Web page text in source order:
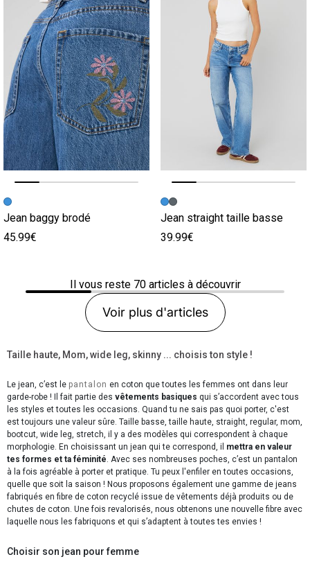
Image précédente
Image suivante
Jean baggy brodé
45.99€
Image précédente
Image suivante
Jean straight taille basse
39.99€
Il vous reste 70articles à découvrir
Voir plus d'articles
Taille haute, Mom, wide leg, skinny ... choisis ton style !
Le jean, c’est le pantalon en coton que toutes les femmes ont dans leur
garde-robe ! Il fait partie des vêtements basiques qui s’accordent avec tous
les styles et toutes les occasions. Quand tu ne sais pas quoi porter, c'est
est toujours une valeur sûre. Taille basse, taille haute, straight, regular, mom,
bootcut, wide leg, stretch, il y a des modèles qui correspondent à chaque
morphologie. En choisissant un jean qui te correspond, il mettra en valeur
tes formes et ta féminité. Avec ses nombreuses poches, c’est un pantalon
à la fois agréable à porter et pratique. Tu peux l'enfiler en toutes occasions,
quelle que soit la saison ! Nous proposons également une gamme de jeans
fabriqués en fibre de coton recyclé issue de vêtements déjà produits ou de
chutes de coton. Une fois revalorisés, nous obtenons une nouvelle fibre avec
laquelle nous les fabriquons et qui s’adaptent à toutes tes envies !
Choisir son jean pour femme